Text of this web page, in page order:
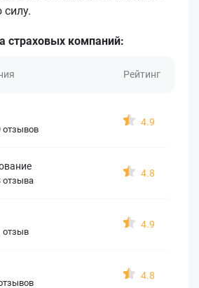
страховых компаний:
Рейтинг
отзывов
4.9
отзыва
4.8
отзыв
4.9
4.8